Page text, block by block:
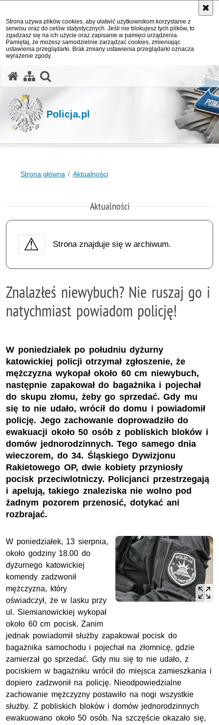
Strona używa plików cookies, aby ułatwić użytkownikom korzystanie z
serwisu oraz do celów statystycznych. Jeśli nie blokujesz tych plików, to
zgadzasz się na ich użycie oraz zapisanie w pamięci urządzenia.
Pamiętaj, że możesz samodzielnie zarządzać cookies, zmieniając
ustawienia przeglądarki. Brak zmiany ustawienia przeglądarki oznacza
wyrażenie zgody.
Policja.pl
Strona główna Aktualności
Aktualności
Strona znajduje się w archiwum.
Znalazłeś niewybuch? Nie ruszaj go i
natychmiast powiadom policję!
W poniedziałek po południu dyżurny
katowickiej policji otrzymał zgłoszenie, że
mężczyzna wykopał około 60 cm niewybuch,
następnie zapakował do bagażnika i pojechał
do skupu złomu, żeby go sprzedać. Gdy mu
się to nie udało, wrócił do domu i powiadomił
policję. Jego zachowanie doprowadziło do
ewakuacji około 50 osób z pobliskich bloków i
domów jednorodzinnych. Tego samego dnia
wieczorem, do 34. Śląskiego Dywizjonu
Rakietowego OP, dwie kobiety przyniosły
pocisk przeciwlotniczy. Policjanci przestrzegają
i apelują, takiego znaleziska nie wolno pod
żadnym pozorem przenosić, dotykać ani
rozbrajać.
W poniedziałek, 13 sierpnia,
około godziny 18.00 do
dyżurnego katowickiej
komendy zadzwonił
mężczyzna, który
oświadczył, że w lasku przy
ul. Siemianowickiej wykopał
około 60 cm pocisk. Zanim
jednak powiadomił służby zapakował pocisk do
bagażnika samochodu i pojechał na złomnicę, gdzie
zamierzał go sprzedać. Gdy mu się to nie udało, z
pociskiem w bagażniku wrócił do miejsca zamieszkania i
dopiero zadzwonił na policję. Nieodpowiedzialne
zachowanie mężczyzny postawiło na nogi wszystkie
służby. Z pobliskich bloków i domów jednorodzinnych
ewakuowano około 50 osób. Na szczęście okazało się,